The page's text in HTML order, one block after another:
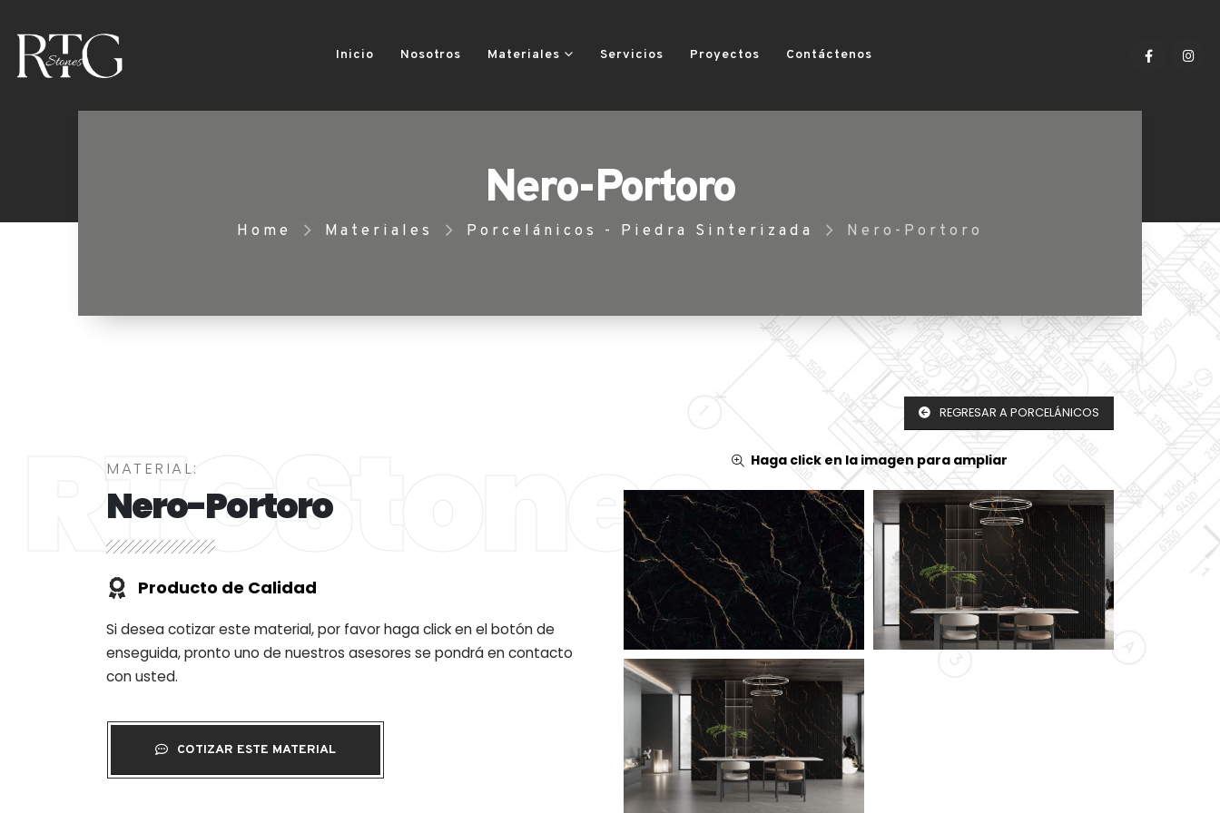
Inicio Nosotros Materiales Servicios Proyectos Contáctenos
Nero-Portoro
Home Materiales Porcelánicos - Piedra Sinterizada Nero-Portoro
RTGStones
MATERIAL:
Nero-Portoro
Producto de Calidad
Si desea cotizar este material, por favor haga click en el botón de
enseguida, pronto uno de nuestros asesores se pondrá en contacto
con usted.
COTIZAR ESTE MATERIAL
REGRESAR A PORCELÁNICOS
Haga click en la imagen para ampliar